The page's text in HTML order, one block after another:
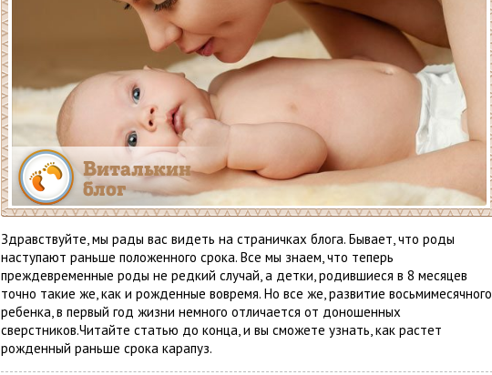
Здравствуйте, мы рады вас видеть на страничках блога. Бывает, что роды
наступают раньше положенного срока. Все мы знаем, что теперь
преждевременные роды не редкий случай, а детки, родившиеся в 8 месяцев
точно такие же, как и рожденные вовремя. Но все же, развитие восьмимесячного
ребенка, в первый год жизни немного отличается от доношенных
сверстников.Читайте статью до конца, и вы сможете узнать, как растет
рожденный раньше срока карапуз.